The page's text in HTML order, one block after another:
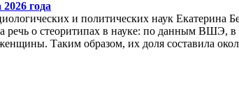
года
и политических наук
о стеоритипах в науке: по данным ВШЭ, в
Таким образом, их доля составила